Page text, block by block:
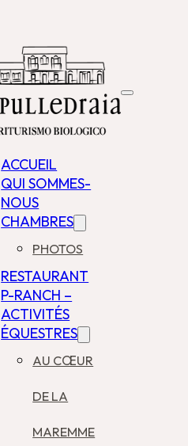
ACCUEIL
QUI SOMMES-
NOUS
CHAMBRES
PHOTOS
RESTAURANT
P-RANCH –
ACTIVITÉS
ÉQUESTRES
AU CŒUR
DE LA
MAREMME